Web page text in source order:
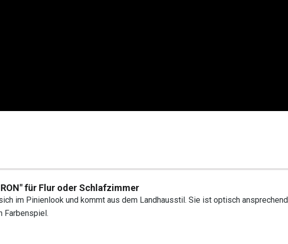
für Flur oder Schlafzimmer
im Pinienlook und kommt aus dem Landhausstil. Sie ist optisch
Farbenspiel.